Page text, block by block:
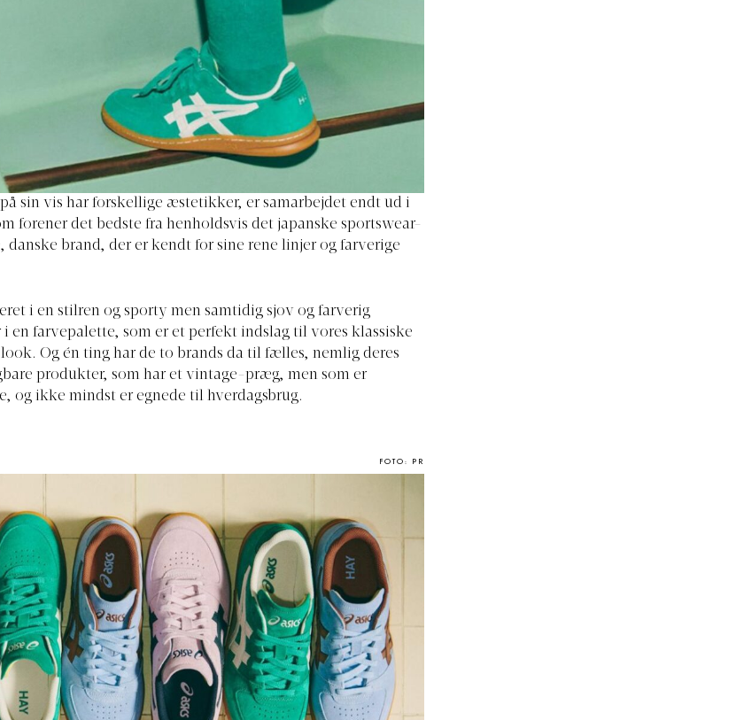
sin vis har forskellige æstetikker, er samarbejdet endt ud i
forener det bedste fra henholdsvis det japanske sportswear-
danske brand, der er kendt for sine rene linjer og farverige
i en stilren og sporty men samtidig sjov og farverig
en farvepalette, som er et perfekt indslag til vores klassiske
Og én ting har de to brands da til fælles, nemlig deres
produkter, som har et vintage-præg, men som er
og ikke mindst er egnede til hverdagsbrug.
FOTO: PR